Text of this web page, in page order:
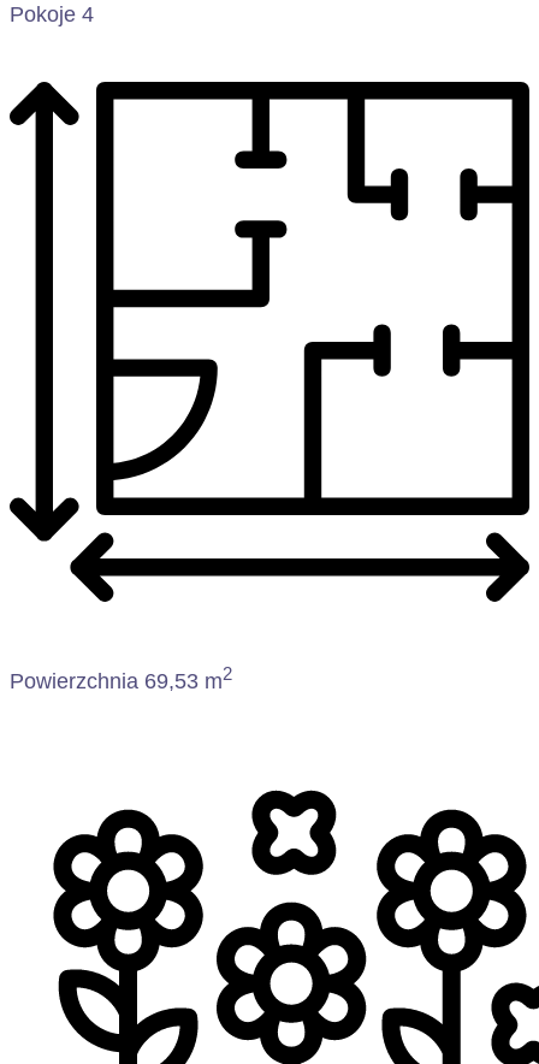
Pokoje 4
Powierzchnia 69,53 m2